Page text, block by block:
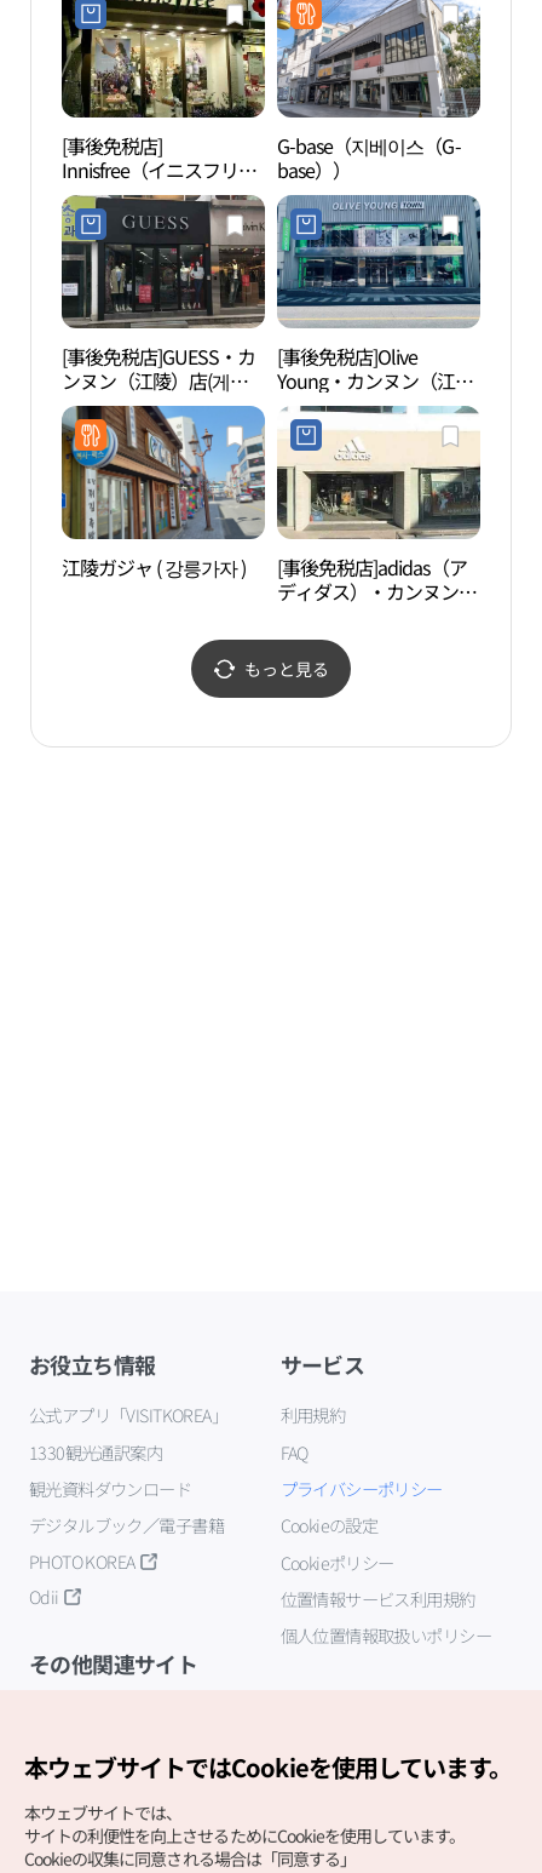
店(토니모리 강릉점)
店(원더플레이스 강릉점)
[事後免税店]
Innisfree（イニスフリ
ー）・カンヌン（江陵）
店(이니스프리 강릉점)
G-base（지베이스（G-
base））
[事後免税店]GUESS・カ
ンヌン（江陵）店(게스
강릉점)
[事後免税店]Olive
Young・カンヌン（江
陵）タウン(올리브영 강
릉 타운)
江陵ガジャ ( 강릉가자 )
[事後免税店]adidas（ア
ディダス）・カンヌン
강릉OFS점)
もっと見る
お役立ち情報
公式アプリ「VISITKOREA」
1330観光通訳案内
観光資料ダウンロード
デジタルブック／電子書籍
PHOTO KOREA
Odii
サービス
利用規約
FAQ
プライバシーポリシー
Cookieの設定
Cookieポリシー
位置情報サービス利用規約
個人位置情報取扱いポリシー
その他関連サイト
本ウェブサイトではCookieを使用しています。
本ウェブサイトでは、
サイトの利便性を向上させるためにCookieを使用しています。
Cookieの収集に同意される場合は「同意する」